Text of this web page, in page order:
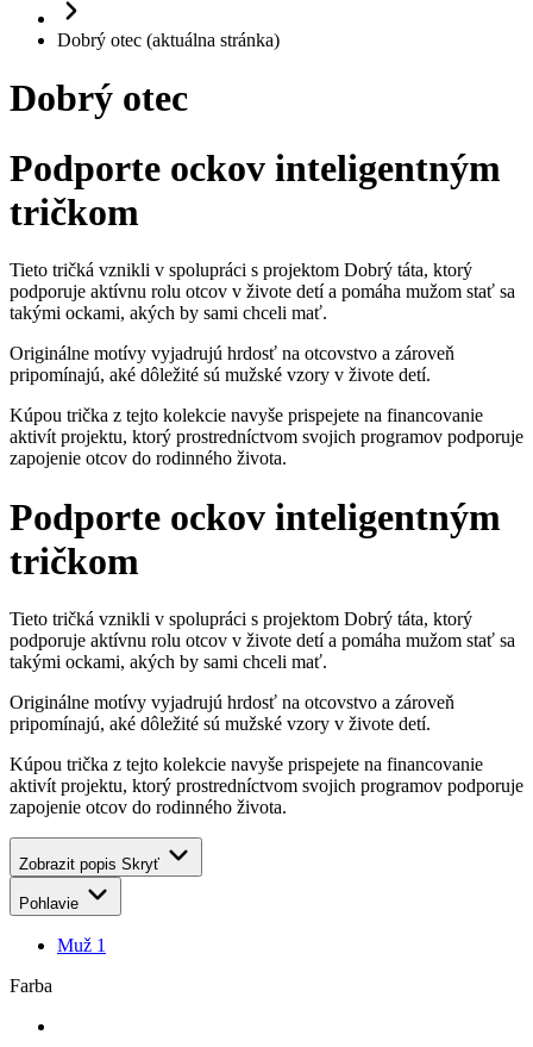
Podporte ockov inteligentným
tričkom
Tieto tričká vznikli v spolupráci s projektom Dobrý táta, ktorý
podporuje aktívnu rolu otcov v živote detí a pomáha mužom stať sa
takými ockami, akých by sami chceli mať.
pripomínajú, aké dôležité sú mužské vzory v živote detí.
Kúpou trička z tejto kolekcie navyše prispejete na financovanie
aktivít projektu, ktorý prostredníctvom svojich programov podporuje
zapojenie otcov do rodinného života.
Podporte ockov inteligentným
tričkom
Tieto tričká vznikli v spolupráci s projektom Dobrý táta, ktorý
podporuje aktívnu rolu otcov v živote detí a pomáha mužom stať sa
takými ockami, akých by sami chceli mať.
pripomínajú, aké dôležité sú mužské vzory v živote detí.
Kúpou trička z tejto kolekcie navyše prispejete na financovanie
aktivít projektu, ktorý prostredníctvom svojich programov podporuje
zapojenie otcov do rodinného života.
Zobrazit popis Skryť
Pohlavie
Muž 1
Farba